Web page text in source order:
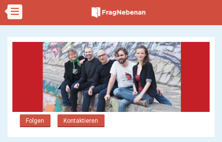
Folgen Kontaktieren